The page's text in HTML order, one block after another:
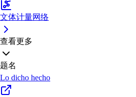
文体计量网络
查看更多
题名
Lo dicho hecho